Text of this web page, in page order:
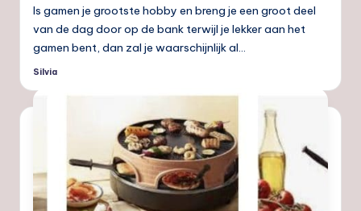
Is gamen je grootste hobby en breng je een groot deel
van de dag door op de bank terwijl je lekker aan het
gamen bent, dan zal je waarschijnlijk al…
Geplaatst
Silvia